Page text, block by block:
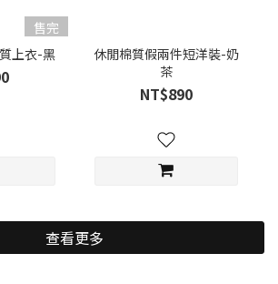
售完
上衣-黑
休閒棉質假兩件短洋裝-奶
茶
NT$890
查看更多